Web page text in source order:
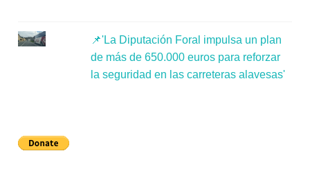
📌'La Diputación Foral impulsa un plan
de más de 650.000 euros para reforzar
la seguridad en las carreteras alavesas'